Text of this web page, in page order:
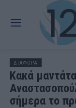
ΔΙΑΦΟΡΑ
Κακά
σήμερα το